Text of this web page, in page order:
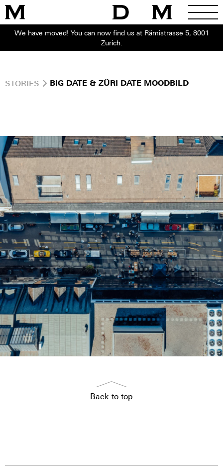
We have moved! You can now find us at Rämistrasse 5, 8001
Zurich.
STORIES BIG DATE & ZÜRI DATE MOODBILD
Back to top